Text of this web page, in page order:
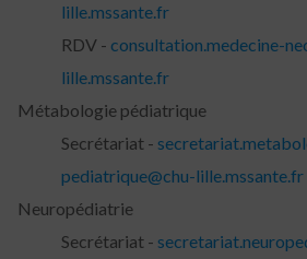
lille.mssante.fr
RDV - consultation.medecine-
lille.mssante.fr
Métabologie pédiatrique
Secrétariat -
pediatrique@chu-lille.mssante.fr
Neuropédiatrie
Secrétariat -